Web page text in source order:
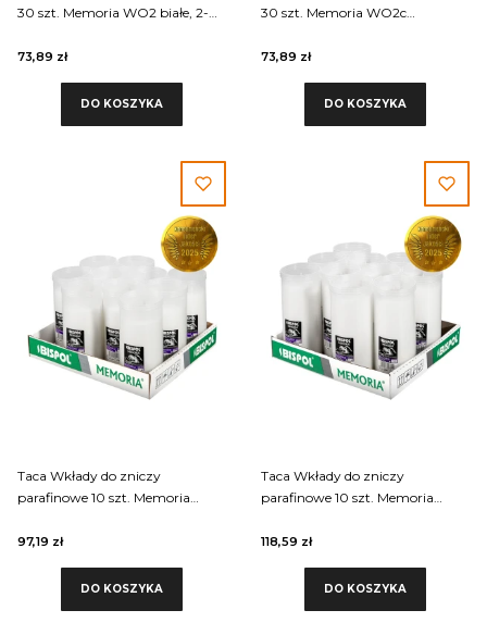
30 szt. Memoria WO2 białe, 2-
73,89 zł
DO KOSZYKA
30 szt. Memoria WO2c
73,89 zł
DO KOSZYKA
Taca Wkłady do zniczy
parafinowe 10 szt. Memoria
97,19 zł
DO KOSZYKA
Taca Wkłady do zniczy
parafinowe 10 szt. Memoria
118,59 zł
DO KOSZYKA